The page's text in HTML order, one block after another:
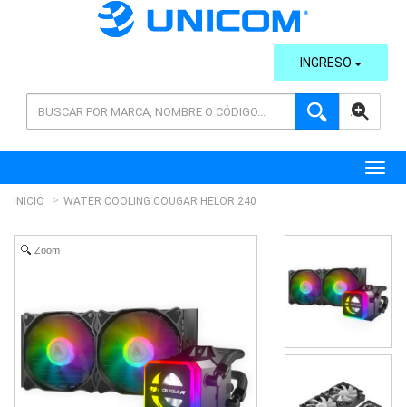
AVANZADA
INGRESO
INICIO WATER COOLING COUGAR HELOR 240
Zoom